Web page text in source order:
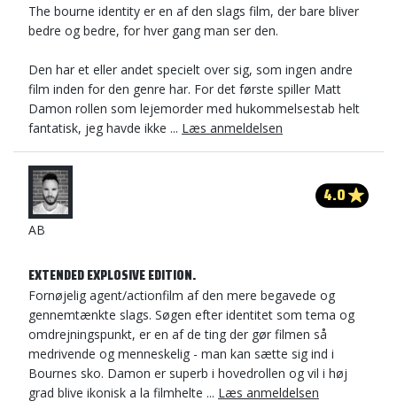
The bourne identity er en af den slags film, der bare bliver
bedre og bedre, for hver gang man ser den.
Den har et eller andet specielt over sig, som ingen andre
film inden for den genre har. For det første spiller Matt
Damon rollen som lejemorder med hukommelsestab helt
fantatisk, jeg havde ikke ... Læs anmeldelsen
AB
4.0
EXTENDED EXPLOSIVE EDITION.
Fornøjelig agent/actionfilm af den mere begavede og
gennemtænkte slags. Søgen efter identitet som tema og
omdrejningspunkt, er en af de ting der gør filmen så
medrivende og menneskelig - man kan sætte sig ind i
Bournes sko. Damon er superb i hovedrollen og vil i høj
grad blive ikonisk a la filmhelte ... Læs anmeldelsen